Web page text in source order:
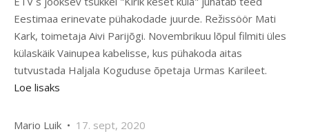
Eestimaa erinevate pühakodade juurde. Režissöör Mati
Kark, toimetaja Aivi Parijõgi. Novembrikuu lõpul filmiti üles
külaskäik Vainupea kabelisse, kus pühakoda aitas
tutvustada Haljala Koguduse õpetaja Urmas Karileet.
Loe lisaks
Mario Luik • 17. sept, 2020